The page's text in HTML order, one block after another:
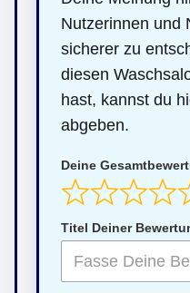
Nutzerinnen und
sicherer zu
diesen
hast, kannst du
abgeben.
Deine
Titel Deiner